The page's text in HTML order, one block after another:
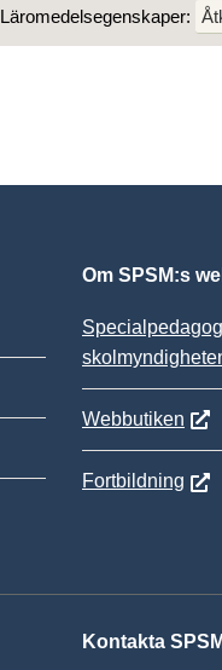
Läromedelsegenskaper:
Om SPSM:s
Webbutiken
Fortbildning
Kontakta SPSM